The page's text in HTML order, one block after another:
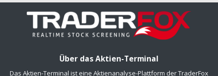
Über das Aktien-Terminal
Das Aktien-Terminal ist eine Aktienanalyse-Plattform der TraderFox